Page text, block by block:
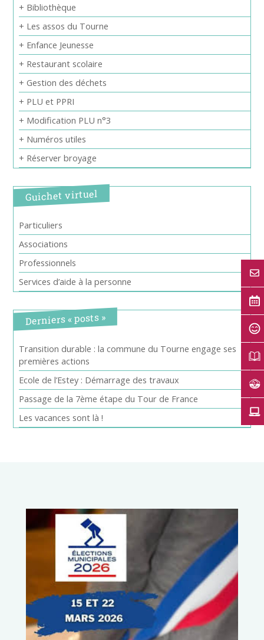
+ Bibliothèque
+ Les assos du Tourne
+ Enfance Jeunesse
+ Restaurant scolaire
+ Gestion des déchets
+ PLU et PPRI
+ Modification PLU n°3
+ Numéros utiles
+ Réserver broyage
Guichet virtuel
Particuliers
Associations
Professionnels
Services d’aide à la personne
Derniers « posts »
Transition durable : la commune du Tourne engage ses
premières actions
Ecole de l’Estey : Démarrage des travaux
Passage de la 7ème étape du Tour de France
Les vacances sont là !